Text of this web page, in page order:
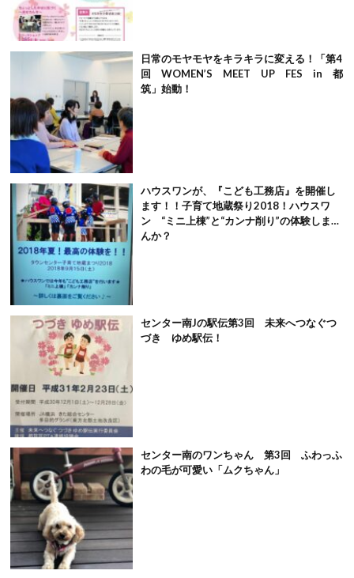
日常のモヤモヤをキラキラに変える！「第4
回 WOMEN’S MEET UP FES in 都
筑」始動！
ハウスワンが、『こども工務店』を開催し
ます！！子育て地蔵祭り2018！ハウスワ
ン “ミニ上棟”と“カンナ削り”の体験しませ
んか？
センター南Jの駅伝第3回 未来へつなぐつ
づき ゆめ駅伝！
センター南のワンちゃん 第3回 ふわっふ
わの毛が可愛い「ムクちゃん」